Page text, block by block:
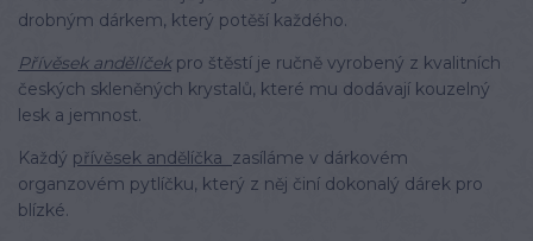
drobným dárkem, který potěší každého.
Přívěsek andělíčekpro štěstí je ručně vyrobený z kvalitních
českých skleněných krystalů, které mu dodávají kouzelný
lesk a jemnost.
Každý přívěsek andělíčka zasíláme v dárkovém
organzovém pytlíčku, který z něj činí dokonalý dárek pro
blízké.